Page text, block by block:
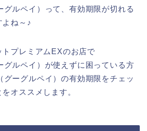
ルペイ）って、有効期限が切れる
よね～♪
トプレミアムEXのお店で
ルペイ）が使えずに困っている方
ーグルペイ）の有効期限をチェッ
オススメします。